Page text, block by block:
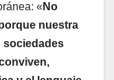
« No
nuestra
sociedades